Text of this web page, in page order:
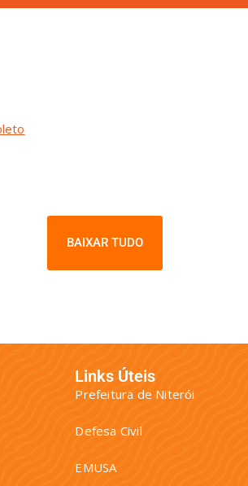
BAIXAR TUDO
Links Úteis
Prefeitura de Niterói
Defesa Civil
EMUSA